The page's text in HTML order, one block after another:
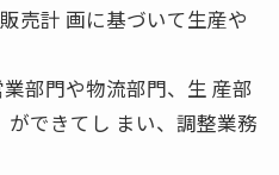
売計 画に基づいて生産や
部門や物流部門、生 産部
できてし まい、調整業務